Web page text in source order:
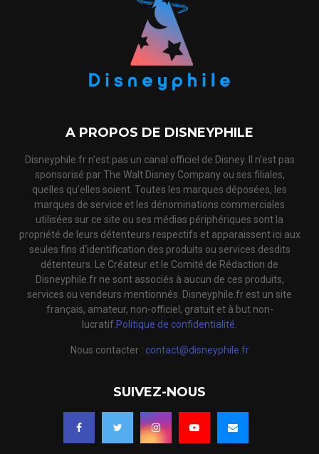
A PROPOS DE DISNEYPHILE
Disneyphile.fr n'est pas un canal officiel de Disney. Il n'est pas
sponsorisé par The Walt Disney Company ou ses filiales,
quelles qu'elles soient. Toutes les marques déposées, les
marques de service et les dénominations commerciales
utilisées sur ce site ou ses médias périphériques sont la
propriété de leurs détenteurs respectifs et apparaissent ici aux
seules fins d'identification des produits ou services desdits
détenteurs. Le Créateur et le Comité de Rédaction de
Disneyphile.fr ne sont associés à aucun de ces produits,
services ou vendeurs mentionnés. Disneyphile.fr est un site
français, amateur, non-officiel, gratuit et à but non-
lucratif. Politique de confidentialité.
Nous contacter : contact@disneyphile.fr
SUIVEZ-NOUS